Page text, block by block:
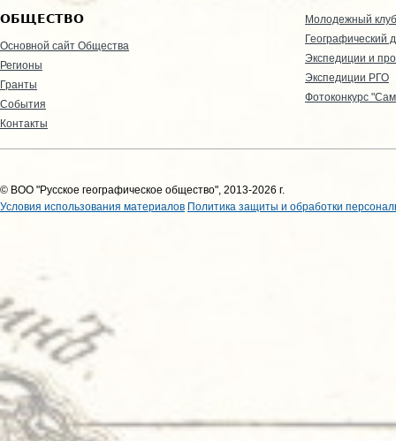
ОБЩЕСТВО
Основной сайт Общества
Регионы
Гранты
События
Контакты
Молодежный клуб
Географический
Экспедиции и
Экспедиции РГО
Фотоконкурс
© ВОО "Русское географическое общество", 2013-2026 г.
Условия использования материалов Политика защиты и обработки